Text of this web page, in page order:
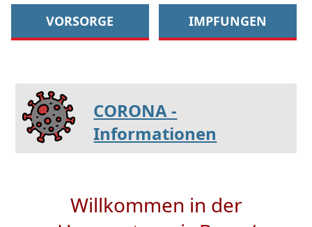
VORSORGE IMPFUNGEN
CORONA -
Informationen
Willkommen in der